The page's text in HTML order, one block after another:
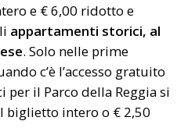
e € 6,00 ridotto e
appartamenti storici, al
. Solo nelle prime
c’è l’accesso gratuito
il Parco della Reggia si
biglietto intero o € 2,50